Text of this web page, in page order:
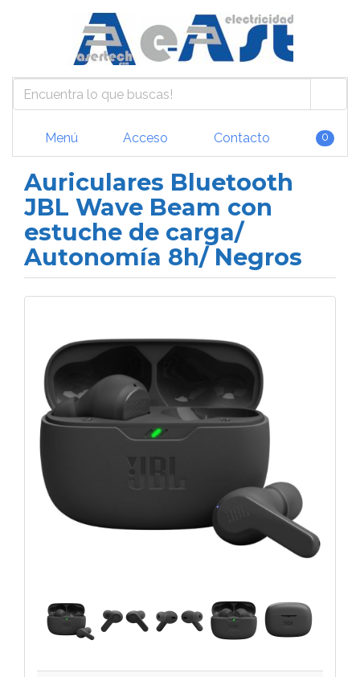
Menú Acceso Contacto 0
Auriculares Bluetooth
JBL Wave Beam con
estuche de carga/
Autonomía 8h/ Negros